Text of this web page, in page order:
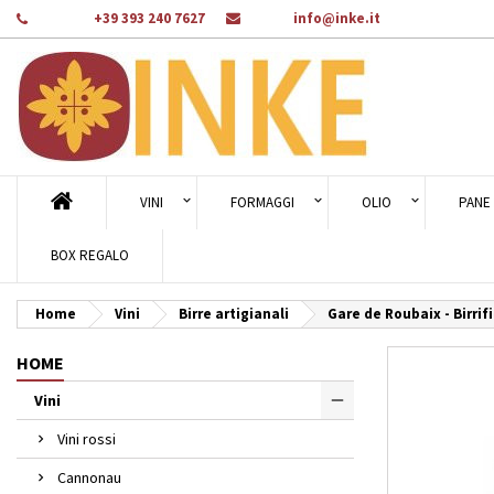
+39 393 240 7627 info@inke.it
VINI FORMAGGI OLIO PANE
BOX REGALO
Home Vini Birre artigianali Gare de Roubaix -
HOME
Vini
Vini rossi
Cannonau